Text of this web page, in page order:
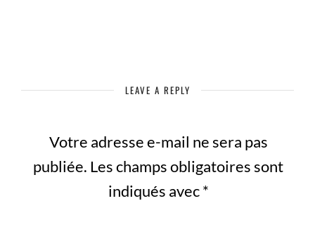
LEAVE A REPLY
Votre adresse e-mail ne sera pas
publiée. Les champs obligatoires sont
indiqués avec*